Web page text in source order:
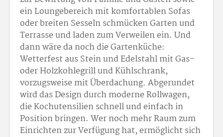
ein Loungebereich mit komfortablen Sofas
oder breiten Sesseln schmücken Garten und
Terrasse und laden zum Verweilen ein. Und
dann wäre da noch die Gartenküche:
Wetterfest aus Stein und Edelstahl mit Gas-
oder Holzkohlegrill und Kühlschrank,
vorzugsweise mit Überdachung. Abgerundet
wird das Design durch moderne Rollwagen,
die Kochutensilien schnell und einfach in
Position bringen. Wer noch mehr Raum zum
Einrichten zur Verfügung hat, ermöglicht sich